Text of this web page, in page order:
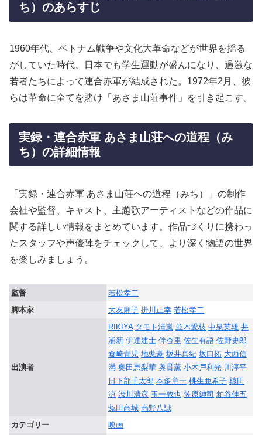
ち）のあらすじ
1960年代、ベトナム戦争や文化大革命などが世界を揺る
がしていた時代、日本でも学生運動が盛んになり、過激な
若者たちによって連合赤軍が結成された。1972年2月、彼
らは革命に全てを賭け「あさま山荘事件」を引き起こす。
実録・連合赤軍 あさま山荘への道程（み
ち）の詳細情報
「実録・連合赤軍 あさま山荘への道程（みち）」の制作
会社や監督、キャスト、主題歌アーティストなどの作品に
関する詳しい情報をまとめています。作品づくりに携わっ
たスタッフや声優陣をチェックして、より深く物語の世界
を楽しみましょう。
監督
若松孝二
脚本家
大友麻子 掛川正幸 若松孝二
出演者
RIKIYA タモト清嵐 並木愛枝 中泉英雄 井
浦新 伊達建士 伴杏里 佐生有語 佐野史郎
倉崎青児 地曵豪 坂井真紀 坂口拓 大西信
満 奥田恵梨華 奥貫薫 小木戸利光 川淳平
日下部千太郎 本多章一 桃生亜希子 椋田
涼 渋川清彦 玉一敦也 笠原紳司 粕谷佳五
菟田高城 高野八誠
カテゴリー
映画